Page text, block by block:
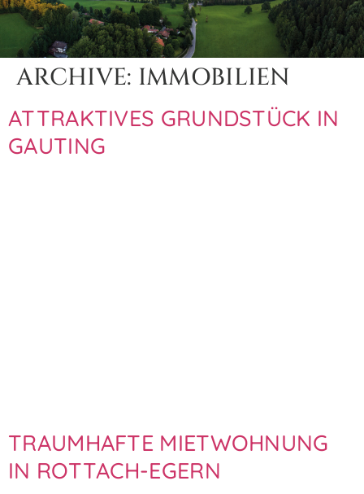
ARCHIVE: IMMOBILIEN
ATTRAKTIVES GRUNDSTÜCK IN
GAUTING
TRAUMHAFTE MIETWOHNUNG
IN ROTTACH-EGERN